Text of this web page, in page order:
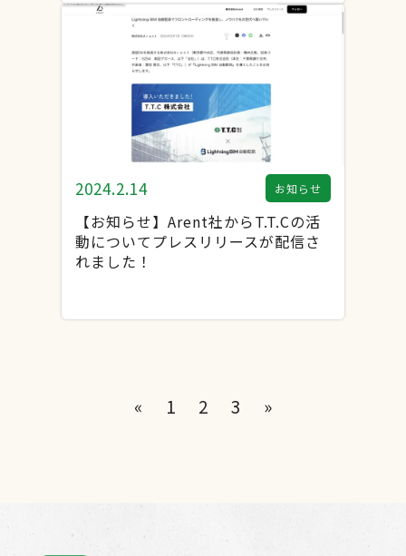
2024.2.14 お知らせ
【お知らせ】Arent社からT.T.Cの活
動についてプレスリリースが配信さ
れました！
« 1 2 3 »